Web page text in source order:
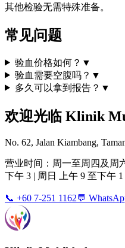
其他检验无需特殊准备。
常见问题
验血价格如何？ ▼
验血需要空腹吗？ ▼
多久可以拿到报告？ ▼
欢迎光临 Klinik
No. 62, Jalan Kiambang,
营业时间：周一至周四及周
下午 3 | 周日 上午 9 至下午
📞 +60 7-251 1162💬